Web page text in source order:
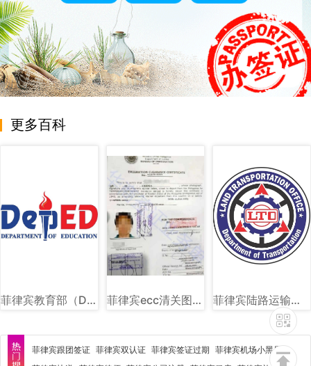
更多百科
菲律宾教育部（DEPED）图文讲解 菲律宾ecc清关图片样式讲解 菲律宾陆路运输署（LTO）图文讲解
菲律宾跟团签证 菲律宾双认证 菲律宾签证过期 菲律宾机场小黑屋